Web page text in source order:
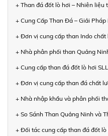
+ Than đá đốt lò hơi – Nhiên liệu
+ Cung Cấp Than Đá – Giải
+ Đơn vị cung cấp than Indo chất
+ Nhà phân phối than Quảng
+ Cung cấp than đá đốt lò hơi
+ Đơn vị cung cấp than đá chất
+ Nhà nhập khẩu và phân phối
+ So Sánh Than Quảng Ninh và
+ Đối tác cung cấp than đá đốt